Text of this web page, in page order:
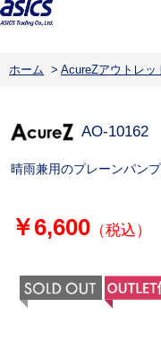
ホーム > AcureZアウトレッ
AO-10162
晴雨兼用のプレーンパン
￥6,600（税込）